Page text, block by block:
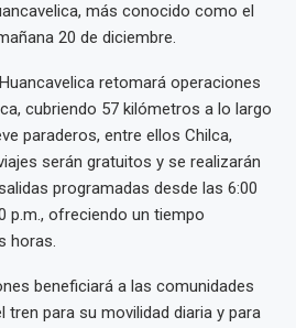
más conocido como el
20 de diciembre.
retomará operaciones
cubriendo 57 kilómetros a lo largo
paraderos, entre ellos Chilca,
serán gratuitos y se realizarán
programadas desde las 6:00
p.m., ofreciendo un tiempo
horas.
beneficiará a las comunidades
tren para su movilidad diaria y para